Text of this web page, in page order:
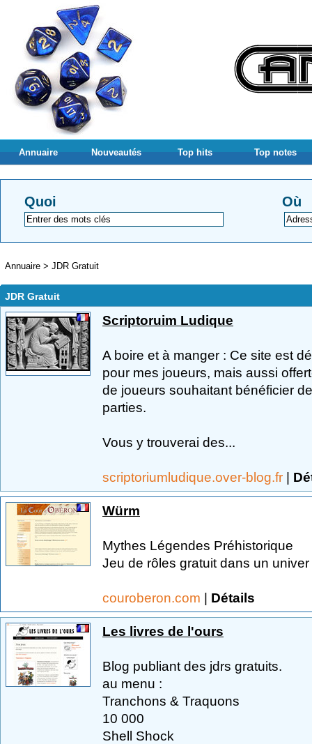
Annuaire Nouveautés Top hits Top notes
Quoi Où
Annuaire > JDR Gratuit
JDR Gratuit
Scriptoruim Ludique
A boire et à manger : Ce site est
pour mes joueurs, mais aussi
de joueurs souhaitant bénéficier
parties.
Vous y trouverai des...
scriptoriumludique.over-blog.fr |
Würm
Mythes Légendes Préhistorique
Jeu de rôles gratuit dans un
couroberon.com | Détails
Les livres de l'ours
Blog publiant des jdrs gratuits.
au menu :
Tranchons & Traquons
10 000
Shell Shock